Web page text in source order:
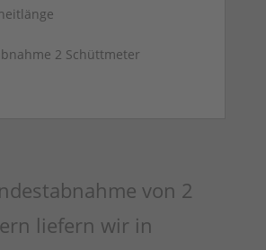
2 Schüttmeter
von 2
liefern wir in